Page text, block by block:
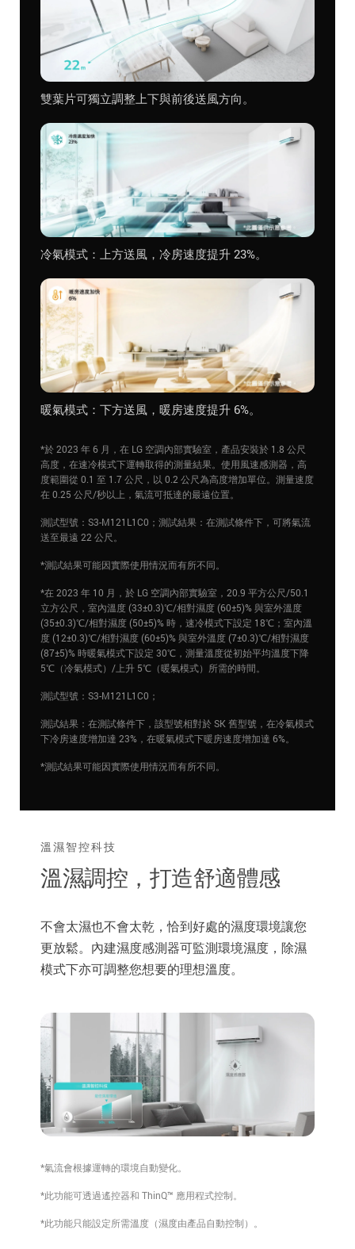
雙葉片可獨立調整上下與前後送風方向。
冷氣模式：上方送風，冷房速度提升 23%。
暖氣模式：下方送風，暖房速度提升 6%。
*於 2023 年 6 月，在 LG 空調內部實驗室，產品安裝於 1.8 公尺
高度，在速冷模式下運轉取得的測量結果。使用風速感測器，高
度範圍從 0.1 至 1.7 公尺，以 0.2 公尺為高度增加單位。測量速度
在 0.25 公尺/秒以上，氣流可抵達的最遠位置。
測試型號：S3-M121L1C0；測試結果：在測試條件下，可將氣流
送至最遠 22 公尺。
*測試結果可能因實際使用情況而有所不同。
*在 2023 年 10 月，於 LG 空調內部實驗室，20.9 平方公尺/50.1
立方公尺，室內溫度 (33±0.3)℃/相對濕度 (60±5)% 與室外溫度
(35±0.3)℃/相對濕度 (50±5)% 時，速冷模式下設定 18℃；室內溫
度 (12±0.3)℃/相對濕度 (60±5)% 與室外溫度 (7±0.3)℃/相對濕度
(87±5)% 時暖氣模式下設定 30℃，測量溫度從初始平均溫度下降
5℃（冷氣模式）/上升 5℃（暖氣模式）所需的時間。
測試型號：S3-M121L1C0；
測試結果：在測試條件下，該型號相對於 SK 舊型號，在冷氣模式
下冷房速度增加達 23%，在暖氣模式下暖房速度增加達 6%。
*測試結果可能因實際使用情況而有所不同。
溫濕智控科技
溫濕調控，打造舒適體感
不會太濕也不會太乾，恰到好處的濕度環境讓您
更放鬆。內建濕度感測器可監測環境濕度，除濕
模式下亦可調整您想要的理想溫度。
*氣流會根據運轉的環境自動變化。
*此功能可透過遙控器和 ThinQ™ 應用程式控制。
*此功能只能設定所需溫度（濕度由產品自動控制）。